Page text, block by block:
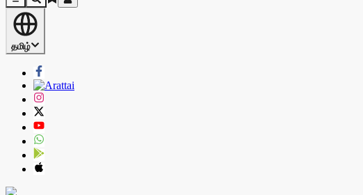
தமிழ்